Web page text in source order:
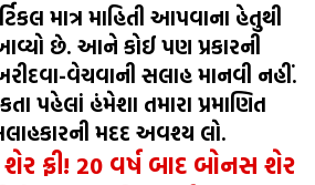
માત્ર માહિતી આપવાના હેતુથી
છે. આને કોઈ પણ પ્રકારની
વેચવાની સલાહ માનવી નહીં.
પહેલાં હંમેશા તમારા પ્રમાણિત
મદદ અવશ્ય લો.
ફ્રી! 20 વર્ષ બાદ બોનસ શેર